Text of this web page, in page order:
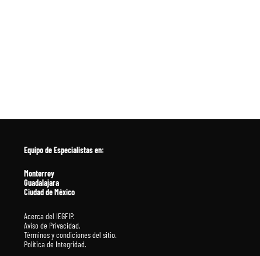
Equipo de Especialistas en:
Monterrey
Guadalajara
Ciudad de México
Acerca del IEGFIP.
Aviso de Privacidad.
Términos y condiciones del sitio.
Política de Integridad.